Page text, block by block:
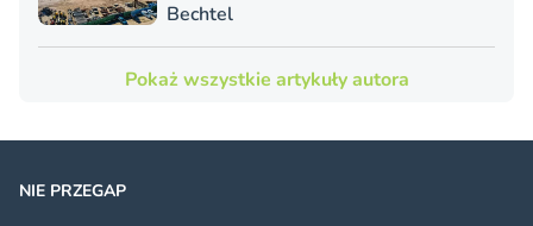
Bechtel
Pokaż wszystkie artykuły autora
NIE PRZEGAP